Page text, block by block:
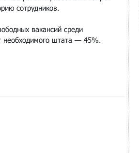
сотрудников.
вакансий среди
необходимого штата — 45%.